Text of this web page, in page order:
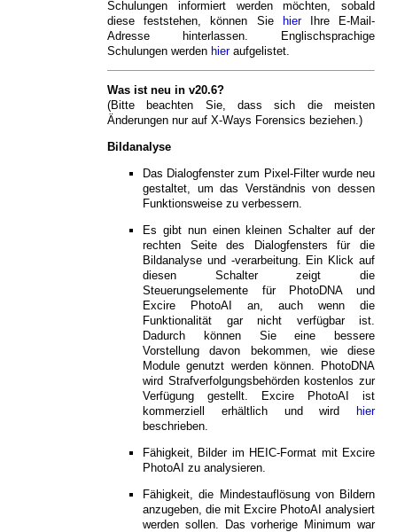
Schulungen informiert werden möchten, sobald
diese feststehen, können Sie
hierIhre E-Mail-
Adresse hinterlassen. Englischsprachige
Schulungen werden hieraufgelistet.
Was ist neu in v20.6?
(Bitte beachten Sie, dass sich die meisten
Änderungen nur auf X-Ways Forensics beziehen.)
Bildanalyse
Das Dialogfenster zum Pixel-Filter wurde neu
gestaltet, um das Verständnis von dessen
Funktionsweise zu verbessern.
Es gibt nun einen kleinen Schalter auf der
rechten Seite des Dialogfensters für die
Bildanalyse und -verarbeitung. Ein Klick auf
diesen Schalter zeigt die
Steuerungselemente für PhotoDNA und
Excire PhotoAI an, auch wenn die
Funktionalität gar nicht verfügbar ist.
Dadurch können Sie eine bessere
Vorstellung davon bekommen, wie diese
Module genutzt werden können. PhotoDNA
wird Strafverfolgungsbehörden kostenlos zur
Verfügung gestellt. Excire PhotoAI ist
kommerziell erhältlich und wird
hier
beschrieben.
Fähigkeit, Bilder im HEIC-Format mit Excire
PhotoAI zu analysieren.
Fähigkeit, die Mindestauflösung von Bildern
anzugeben, die mit Excire PhotoAI analysiert
werden sollen. Das vorherige Minimum war